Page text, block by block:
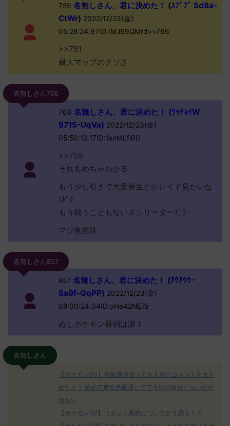
759 名無しさん、君に決めた！ (ｽﾌﾟﾌﾟ Sd8a-
CtWr) 2022/12/23(金)
05:28:24.97ID:IMJ69QMrd>>766
>>751
最大マップのクソさ
名無しさん766
766 名無しさん、君に決めた！ (ﾜｯﾁｮｲW
9715-UqVa) 2022/12/23(金)
05:50:10.17ID:1snMLfi00
>>759
それもめちゃわかる
もう少し引きで大量発生とかレイド見たいな
(ﾎﾟﾁ
もう戦うこともないヌシリーダーｽﾞﾗｰ
マジ無意味
名無しさん857
857 名無しさん、君に決めた！ (ｱｳｱｳｳｰ
Sa9f-QqPP) 2022/12/23(金)
08:00:24.04ID:yHa42NE7a
ぬしポケモン最弱は誰？
名無しさん
【ポケモンSV】色厳選頑張ってる人達のコメントをまと
めたよ！ 初めて孵化色厳選してて今500体目くらいだが
出ない
【ポケモンSV】コダック系統についてどう思う！？